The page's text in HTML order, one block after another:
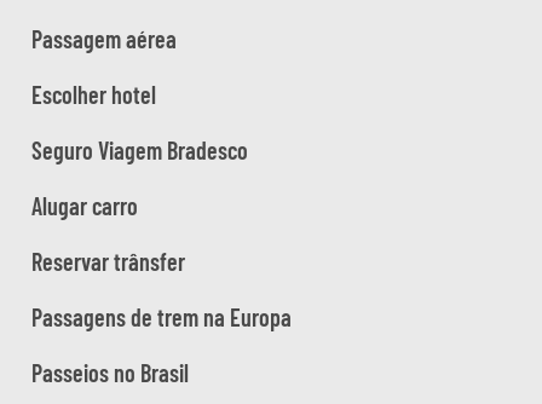
Passagem aérea
Escolher hotel
Seguro Viagem Bradesco
Alugar carro
Reservar trânsfer
Passagens de trem na Europa
Passeios no Brasil